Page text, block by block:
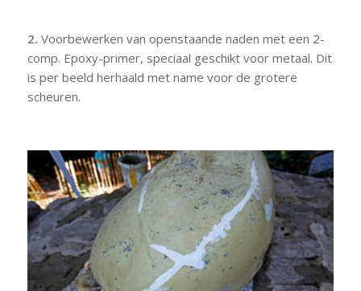
2. Voorbewerken van openstaande naden met een 2-
comp. Epoxy-primer, speciaal geschikt voor metaal. Dit
is per beeld herhaald met name voor de grotere
scheuren.